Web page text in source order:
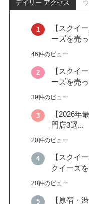
デイリー アクセス
【スクイ
ーズを売
46件のビュー
【スクイ
ーズを売
39件のビュー
【2026年
門店3選...
20件のビュー
【スクイ
クイーズ
20件のビュー
【原宿・